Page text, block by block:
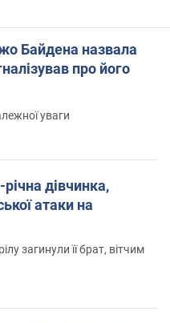
Байдена назвала
про його
уваги
дівчинка,
атаки на
загинули її брат, вітчим